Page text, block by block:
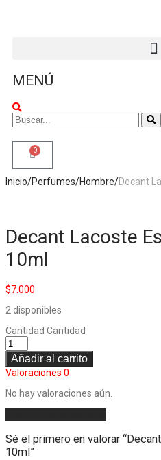
MENÚ
0
Inicio/Perfumes/Hombre/Decant
Decant Lacoste
10ml
$7.000
2 disponibles
Cantidad Cantidad
Añadir al carrito
Valoraciones 0
No hay valoraciones aún.
Sé el primero en valorar
10ml”